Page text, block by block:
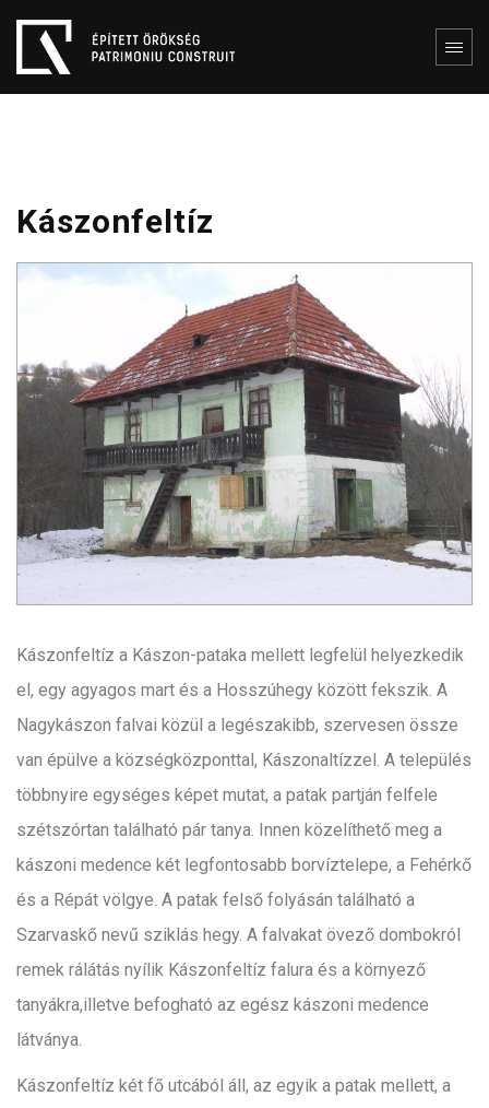
Kászonfeltíz
Kászonfeltíz a Kászon-pataka mellett legfelül helyezkedik
el, egy agyagos mart és a Hosszúhegy között fekszik. A
Nagykászon falvai közül a legészakibb, szervesen össze
van épülve a községközponttal, Kászonaltízzel. A település
többnyire egységes képet mutat, a patak partján felfele
szétszórtan található pár tanya. Innen közelíthető meg a
kászoni medence két legfontosabb borvíztelepe, a Fehérkő
és a Répát völgye. A patak felső folyásán található a
Szarvaskő nevű sziklás hegy. A falvakat övező dombokról
remek rálátás nyílik Kászonfeltíz falura és a környező
tanyákra,illetve befogható az egész kászoni medence
látványa.
Kászonfeltíz két fő utcából áll, az egyik a patak mellett, a